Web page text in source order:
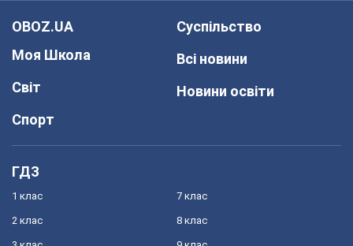
OBOZ.UA
Моя Школа
Світ
Спорт
Суспільство
Всі новини
Новини освіти
ГДЗ
1 клас
2 клас
7 клас
8 клас